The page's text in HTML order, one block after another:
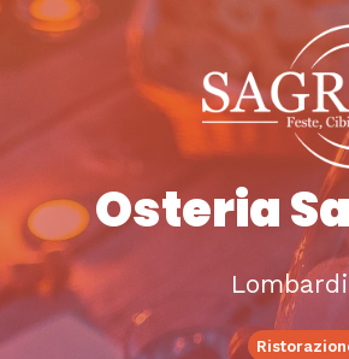
Osteria